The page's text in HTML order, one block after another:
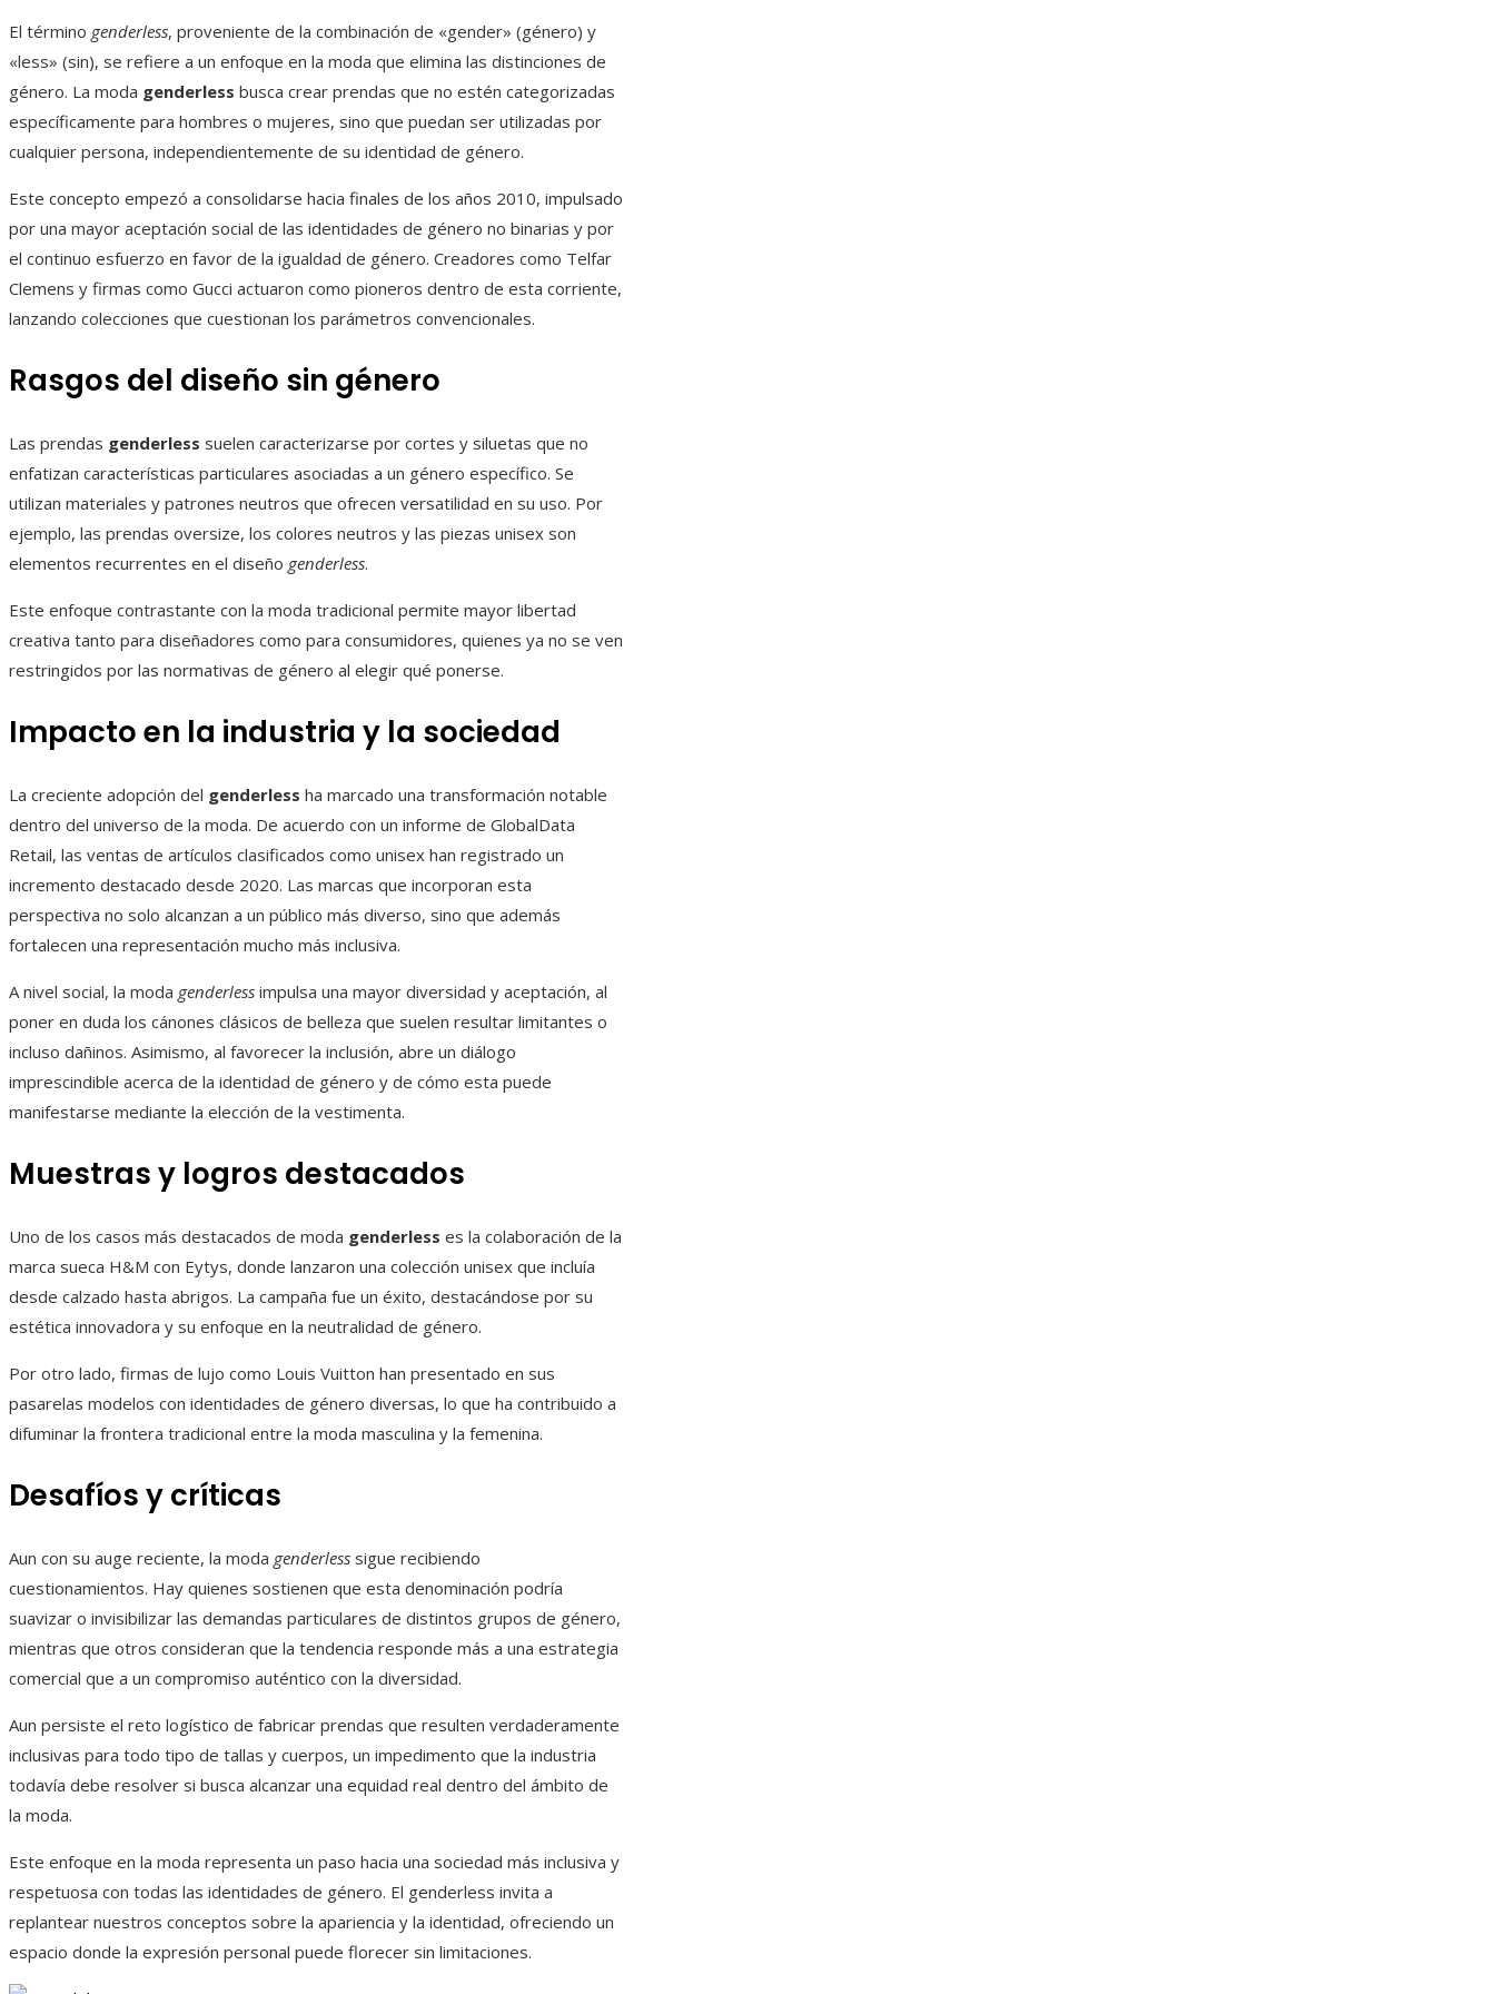
El término genderless, proveniente de la combinación de «gender» (género) y
«less» (sin), se refiere a un enfoque en la moda que elimina las distinciones de
género. La moda genderless busca crear prendas que no estén categorizadas
específicamente para hombres o mujeres, sino que puedan ser utilizadas por
cualquier persona, independientemente de su identidad de género.
Este concepto empezó a consolidarse hacia finales de los años 2010, impulsado
por una mayor aceptación social de las identidades de género no binarias y por
el continuo esfuerzo en favor de la igualdad de género. Creadores como Telfar
Clemens y firmas como Gucci actuaron como pioneros dentro de esta corriente,
lanzando colecciones que cuestionan los parámetros convencionales.
Rasgos del diseño sin género
Las prendas genderless suelen caracterizarse por cortes y siluetas que no
enfatizan características particulares asociadas a un género específico. Se
utilizan materiales y patrones neutros que ofrecen versatilidad en su uso. Por
ejemplo, las prendas oversize, los colores neutros y las piezas unisex son
elementos recurrentes en el diseño genderless.
Este enfoque contrastante con la moda tradicional permite mayor libertad
creativa tanto para diseñadores como para consumidores, quienes ya no se ven
restringidos por las normativas de género al elegir qué ponerse.
Impacto en la industria y la sociedad
La creciente adopción del genderless ha marcado una transformación notable
dentro del universo de la moda. De acuerdo con un informe de GlobalData
Retail, las ventas de artículos clasificados como unisex han registrado un
incremento destacado desde 2020. Las marcas que incorporan esta
perspectiva no solo alcanzan a un público más diverso, sino que además
fortalecen una representación mucho más inclusiva.
A nivel social, la moda genderless impulsa una mayor diversidad y aceptación, al
poner en duda los cánones clásicos de belleza que suelen resultar limitantes o
incluso dañinos. Asimismo, al favorecer la inclusión, abre un diálogo
imprescindible acerca de la identidad de género y de cómo esta puede
manifestarse mediante la elección de la vestimenta.
Muestras y logros destacados
Uno de los casos más destacados de moda genderless es la colaboración de la
marca sueca H&M con Eytys, donde lanzaron una colección unisex que incluía
desde calzado hasta abrigos. La campaña fue un éxito, destacándose por su
estética innovadora y su enfoque en la neutralidad de género.
Por otro lado, firmas de lujo como Louis Vuitton han presentado en sus
pasarelas modelos con identidades de género diversas, lo que ha contribuido a
difuminar la frontera tradicional entre la moda masculina y la femenina.
Desafíos y críticas
Aun con su auge reciente, la moda genderless sigue recibiendo
cuestionamientos. Hay quienes sostienen que esta denominación podría
suavizar o invisibilizar las demandas particulares de distintos grupos de género,
mientras que otros consideran que la tendencia responde más a una estrategia
comercial que a un compromiso auténtico con la diversidad.
Aun persiste el reto logístico de fabricar prendas que resulten verdaderamente
inclusivas para todo tipo de tallas y cuerpos, un impedimento que la industria
todavía debe resolver si busca alcanzar una equidad real dentro del ámbito de
la moda.
Este enfoque en la moda representa un paso hacia una sociedad más inclusiva y
respetuosa con todas las identidades de género. El genderless invita a
replantear nuestros conceptos sobre la apariencia y la identidad, ofreciendo un
espacio donde la expresión personal puede florecer sin limitaciones.